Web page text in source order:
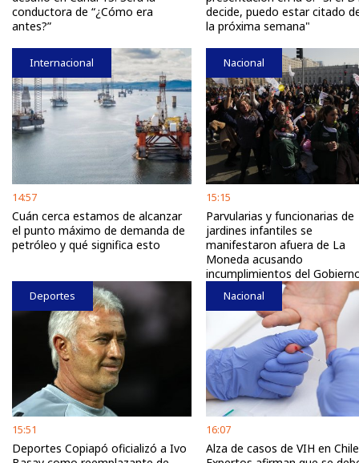
conductora de “¿Cómo era
antes?”
decide, puedo estar citado
la próxima semana"
Internacional
14:57
Cuán cerca estamos de alcanzar
el punto máximo de demanda de
petróleo y qué significa esto
Nacional
15:15
Parvularias y funcionarias de
jardines infantiles se
manifestaron afuera de La
Moneda acusando
incumplimientos del
Deportes
15:51
Deportes Copiapó oficializó a Ivo
Nacional
16:07
Alza de casos de VIH en